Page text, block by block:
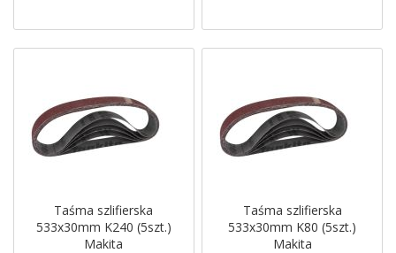
Taśma szlifierska
533x30mm K240 (5szt.)
Makita
Taśma szlifierska
533x30mm K80 (5szt.)
Makita